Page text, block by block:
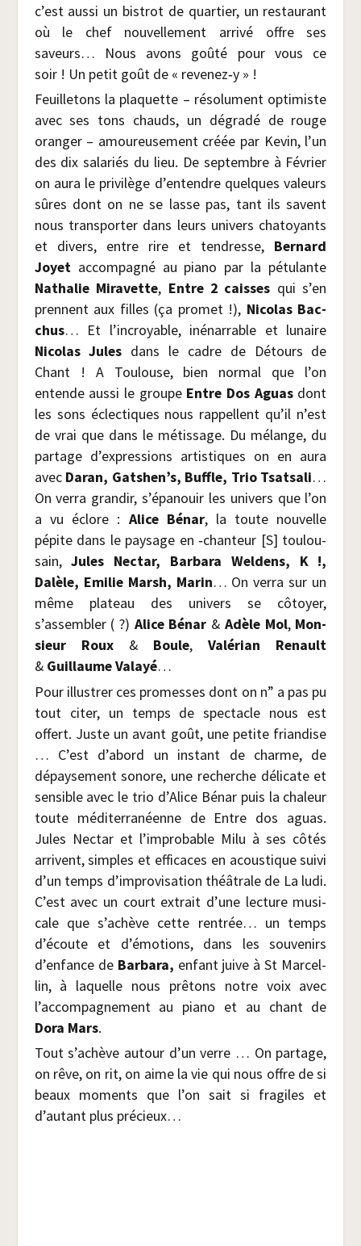
c’est aus­si un bis­trot de quar­tier, un res­tau­rant
où le chef nou­vel­le­ment arri­vé offre ses
saveurs… Nous avons goû­té pour vous ce
soir ! Un petit goût de « revenez‑y » !
Feuille­tons la pla­quette – réso­lu­ment opti­miste
avec ses tons chauds, un dégra­dé de rouge
oran­ger – amou­reu­se­ment créée par Kevin, l’un
des dix sala­riés du lieu. De sep­tembre à Février
on aura le pri­vi­lège d’entendre quelques valeurs
sûres dont on ne se lasse pas, tant ils savent
nous trans­por­ter dans leurs uni­vers cha­toyants
et divers, entre rire et ten­dresse, Ber­nard
Joyetaccom­pa­gné au pia­no par la pétu­lante
Natha­lie Mira­vette, Entre 2 caisses qui s’en
prennent aux filles (ça pro­met !), Nico­las Bac­
chus… Et l’incroyable, iné­nar­rable et lunaire
Nico­las Jules dans le cadre de Détours de
Chant ! A Tou­louse, bien nor­mal que l’on
entende aus­si le groupe Entre Dos Aguasdont
les sons éclec­tiques nous rap­pellent qu’il n’est
de vrai que dans le métis­sage. Du mélange, du
par­tage d’expressions artis­tiques on en aura
avec Daran, Gatshen’s, Buffle, Trio Tsat­sa­li…
On ver­ra gran­dir, s’épanouir les uni­vers que l’on
a vu éclore : Alice Bénar, la toute nou­velle
pépite dans le pay­sage en ‑chan­teur [S] tou­lou­
sain,Jules Nec­tar, Bar­ba­ra Wel­dens, K !,
Dalèle, Emi­lie Marsh, Marin… On ver­ra sur un
même pla­teau des uni­vers se côtoyer,
s’assembler ( ?) Alice Bénar & Adèle Mol, Mon­
sieur Roux & Boule,Valé­rian Renault
& Guillaume Valayé…
Pour illus­trer ces pro­messes dont on n” a pas pu
tout citer, un temps de spec­tacle nous est
offert. Juste un avant goût, une petite frian­dise
… C’est d’abord un ins­tant de charme, de
dépay­se­ment sonore, une recherche déli­cate et
sen­sible avec le trio d’Alice Bénar puis la cha­leur
toute médi­ter­ra­néenne de Entre dos aguas.
Jules Nec­tar et l’improbable Milu à ses côtés
arrivent, simples et effi­caces en acous­tique sui­vi
d’un temps d’improvisation théâ­trale de La ludi.
C’est avec un court extrait d’une lec­ture musi­
cale que s’achève cette ren­trée… un temps
d’écoute et d’émotions, dans les sou­ve­nirs
d’enfance de Bar­ba­ra, enfant juive à St Mar­cel­
lin, à laquelle nous prê­tons notre voix avec
l’accompagnement au pia­no et au chant de
Dora Mars.
Tout s’achève autour d’un verre … On par­tage,
on rêve, on rit, on aime la vie qui nous offre de si
beaux moments que l’on sait si fra­giles et
d’autant plus précieux…